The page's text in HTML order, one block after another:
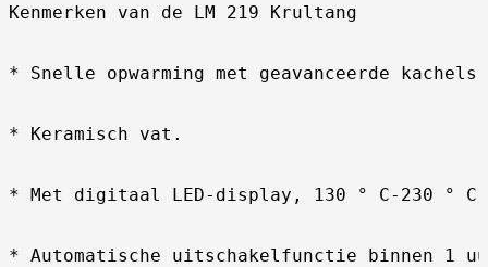
Kenmerken van de LM 219 Krultang
* Snelle opwarming met geavanceerde kachels.
* Keramisch vat.
* Met digitaal LED-display, 130 ° C-230 ° C.
* Automatische uitschakelfunctie binnen 1